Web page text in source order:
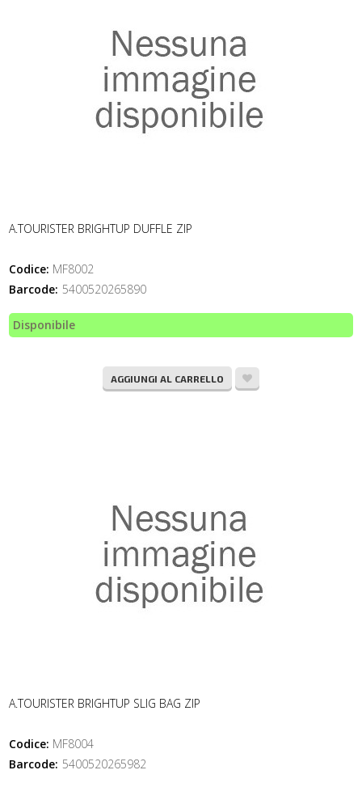
A.TOURISTER BRIGHTUP DUFFLE ZIP
Codice: MF8002
Barcode: 5400520265890
Disponibile
AGGIUNGI AL CARRELLO
A.TOURISTER BRIGHTUP SLIG BAG ZIP
Codice: MF8004
Barcode: 5400520265982